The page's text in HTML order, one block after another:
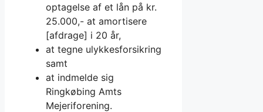
optagelse af et lån på kr.
25.000,- at amortisere
[afdrage] i 20 år,
at tegne ulykkesforsikring
samt
at indmelde sig
Ringkøbing Amts
Mejeriforening.